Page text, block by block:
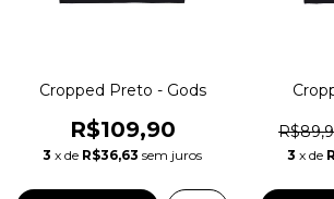
Cropped Preto - Gods
R$109,90
3 x de R$36,63 sem juros 3 x de